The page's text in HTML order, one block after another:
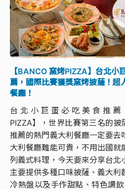
【BANCO 窯烤PIZZA】台北小
薦，國際比賽獲獎窯烤披薩！超
餐廳！
台北小巨蛋必吃美食推薦
PIZZA】，世界比賽第三名的
推薦的熱門義大利餐廳一定要去
大利餐廳難能可貴，不用出國就
列義式料理，今天要來分享台北
主要提供多種口味披薩、義大利
冷熱盤以及手作甜點、特色調